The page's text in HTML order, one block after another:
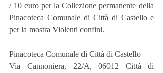
/ 10 euro per la Collezione permanente della
Pinacoteca Comunale di Città di Castello e
per la mostra Violenti confini.
Pinacoteca Comunale di Città di Castello
Via Cannoniera, 22/A, 06012 Città di